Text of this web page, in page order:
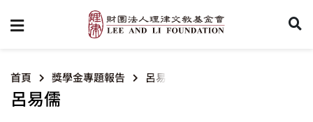
首頁 獎學金專題報告 呂易儒
呂易儒